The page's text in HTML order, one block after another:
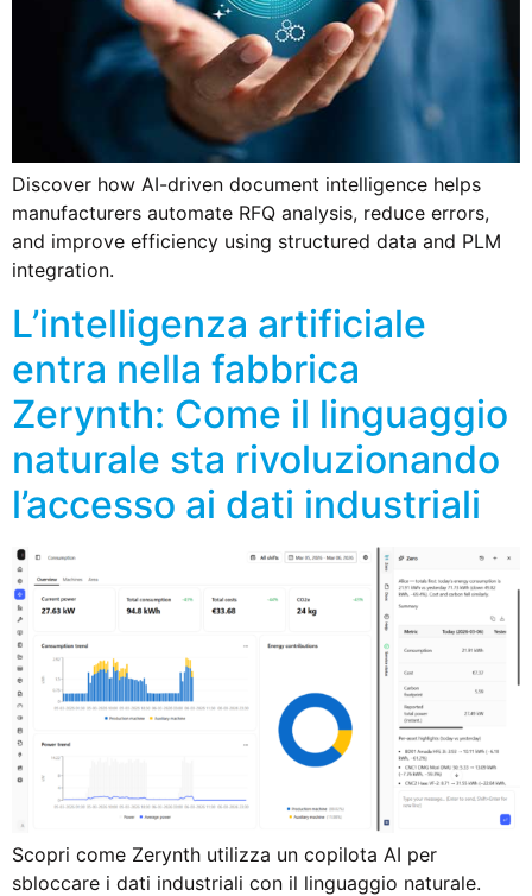
Discover how AI-driven document intelligence helps
manufacturers automate RFQ analysis, reduce errors,
and improve efficiency using structured data and PLM
integration.
L’intelligenza artificiale
entra nella fabbrica
Zerynth: Come il linguaggio
naturale sta rivoluzionando
l’accesso ai dati industriali
Scopri come Zerynth utilizza un copilota AI per
sbloccare i dati industriali con il linguaggio naturale.